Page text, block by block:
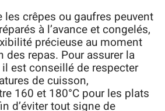
crêpes ou gaufres peuvent
à l’avance et congelés,
précieuse au moment
repas. Pour assurer la
est conseillé de respecter
de cuisson,
160 et 180°C pour les plats
d’éviter tout signe de